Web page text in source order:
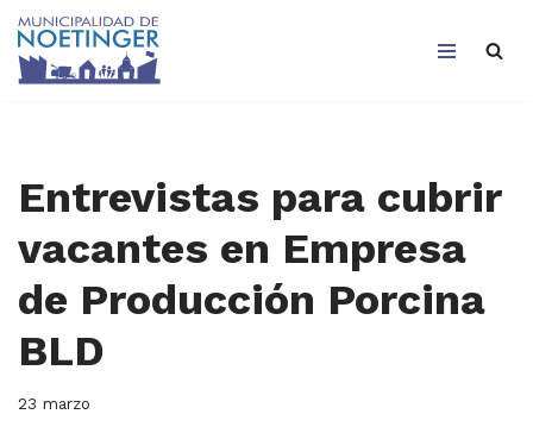
Saltar
Entrevistas para cubrir
vacantes en Empresa
de Producción Porcina
BLD
23 marzo